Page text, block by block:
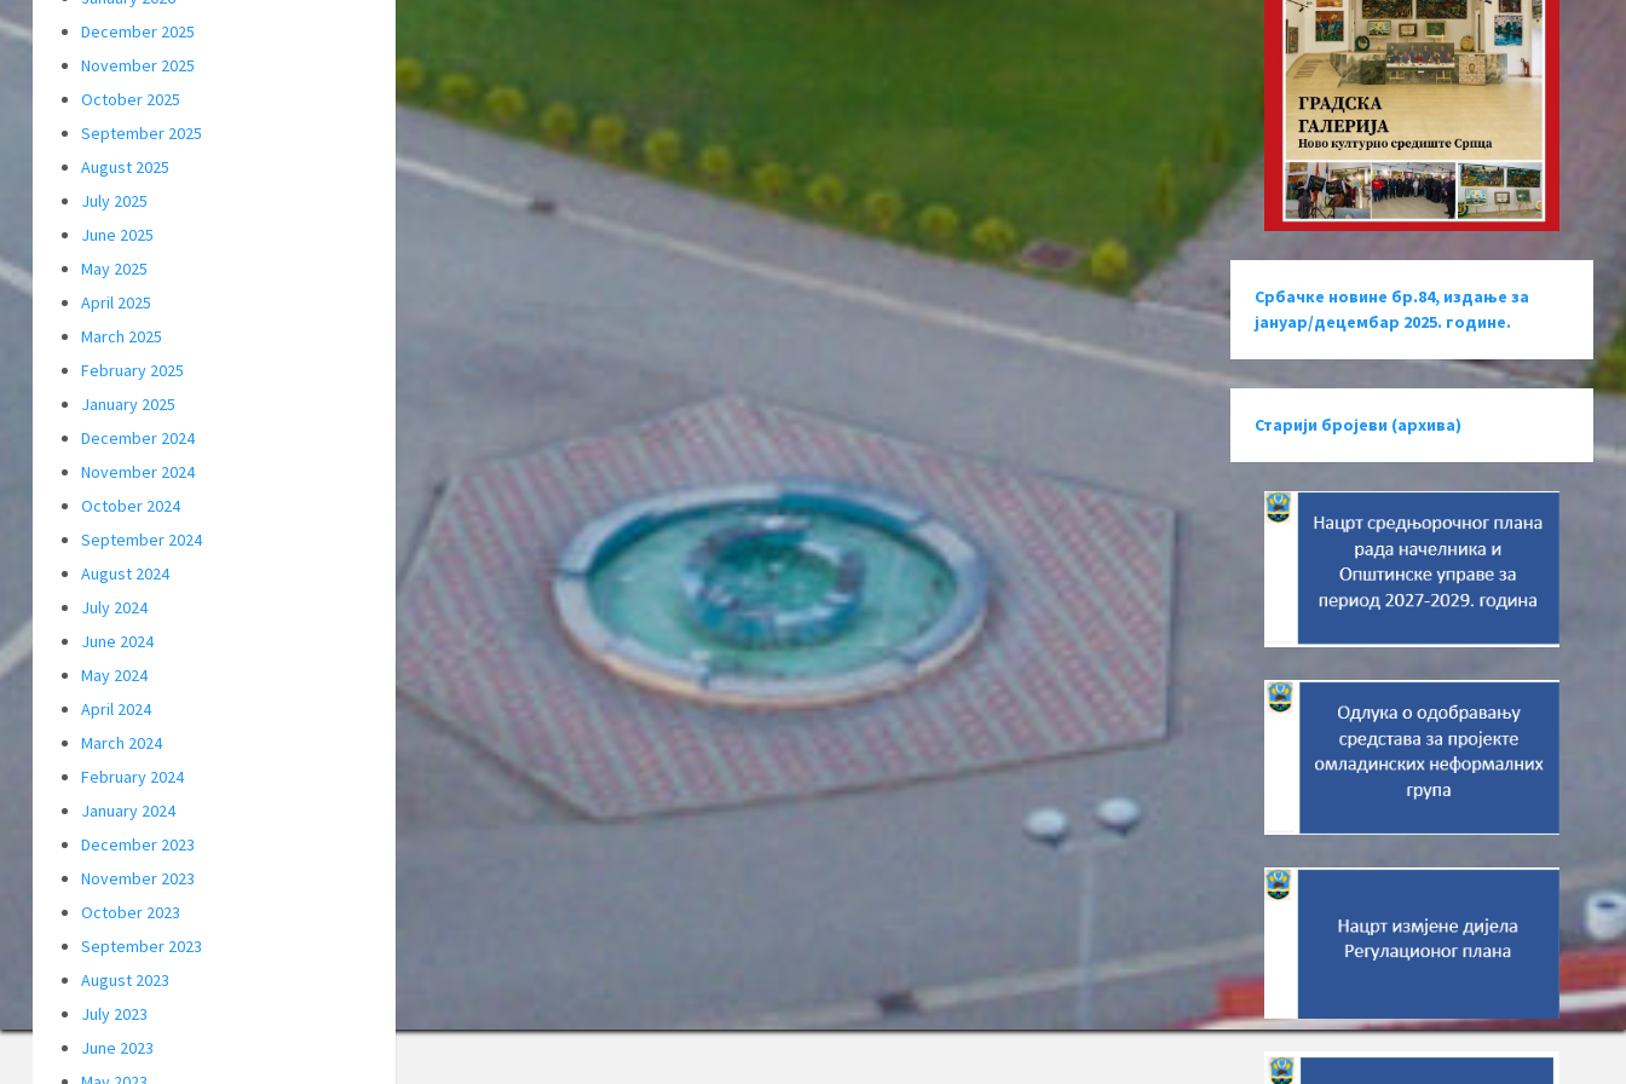
December 2025
November 2025
October 2025
September 2025
August 2025
July 2025
June 2025
May 2025
April 2025
March 2025
February 2025
January 2025
December 2024
November 2024
October 2024
September 2024
August 2024
July 2024
June 2024
May 2024
April 2024
March 2024
February 2024
January 2024
December 2023
November 2023
October 2023
September 2023
August 2023
July 2023
June 2023
Србачке новине бр.84, издање за
јануар/децембар 2025. године.
Старији бројеви (архива)